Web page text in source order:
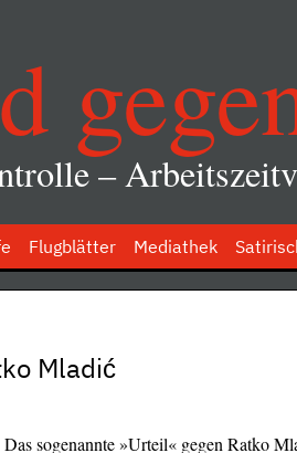
–
Flugblätter Mediathek
Mladić
sogenannte »Urteil« gegen Ratko